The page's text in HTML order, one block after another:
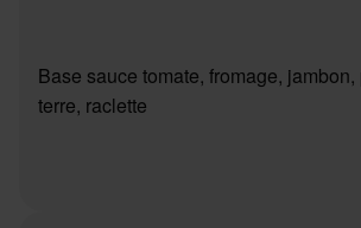
Base sauce tomate, fromage,
terre, raclette